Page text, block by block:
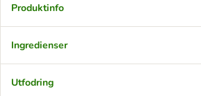
Produktinfo
Ingredienser
Utfodring